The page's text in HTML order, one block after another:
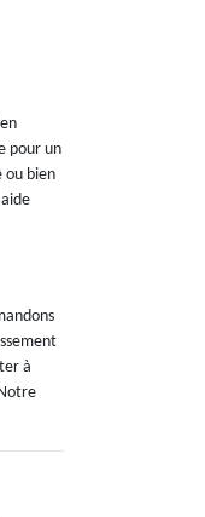
pour un
ou bien
à